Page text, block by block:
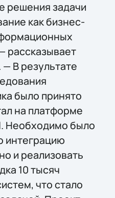
решения задачи
как бизнес-
рассказывает
В результате
было принято
на платформе
Необходимо было
интеграцию
и реализовать
10 тысяч
что стало